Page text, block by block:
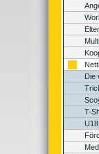
Die
T-